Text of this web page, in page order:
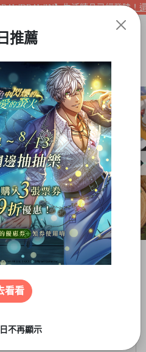
】生活精品已經登陸！還
推薦
看看
不再顯示